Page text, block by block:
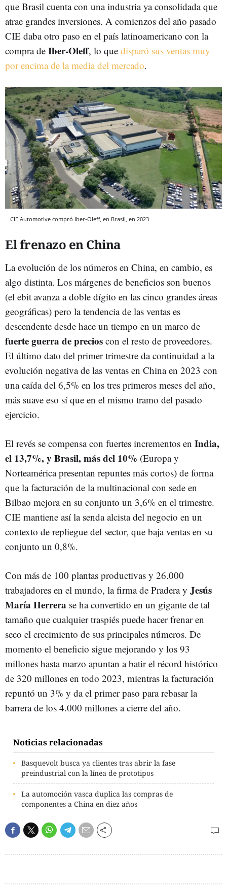
que Brasil cuenta con una industria ya consolidada que
atrae grandes inversiones. A comienzos del año pasado
CIE daba otro paso en el país latinoamericano con la
compra de Iber-Oleff, lo que disparó sus ventas muy
por encima de la media del mercado.
CIE Automotive compró Iber-Oleff, en Brasil, en 2023
El frenazo en China
La evolución de los números en China, en cambio, es
algo distinta. Los márgenes de beneficios son buenos
(el ebit avanza a doble dígito en las cinco grandes áreas
geográficas) pero la tendencia de las ventas es
descendente desde hace un tiempo en un marco de
fuerte guerra de precios con el resto de proveedores.
El último dato del primer trimestre da continuidad a la
evolución negativa de las ventas en China en 2023 con
una caída del 6,5% en los tres primeros meses del año,
más suave eso sí que en el mismo tramo del pasado
ejercicio.
El revés se compensa con fuertes incrementos en India,
el 13,7%, y Brasil, más del 10% (Europa y
Norteamérica presentan repuntes más cortos) de forma
que la facturación de la multinacional con sede en
Bilbao mejora en su conjunto un 3,6% en el trimestre.
CIE mantiene así la senda alcista del negocio en un
contexto de repliegue del sector, que baja ventas en su
conjunto un 0,8%.
Con más de 100 plantas productivas y 26.000
trabajadores en el mundo, la firma de Pradera y Jesús
María Herrera se ha convertido en un gigante de tal
tamaño que cualquier traspiés puede hacer frenar en
seco el crecimiento de sus principales números. De
momento el beneficio sigue mejorando y los 93
millones hasta marzo apuntan a batir el récord histórico
de 320 millones en todo 2023, mientras la facturación
repuntó un 3% y da el primer paso para rebasar la
barrera de los 4.000 millones a cierre del año.
Noticias relacionadas
Basquevolt busca ya clientes tras abrir la fase
preindustrial con la línea de prototipos
La automoción vasca duplica las compras de
componentes a China en diez años